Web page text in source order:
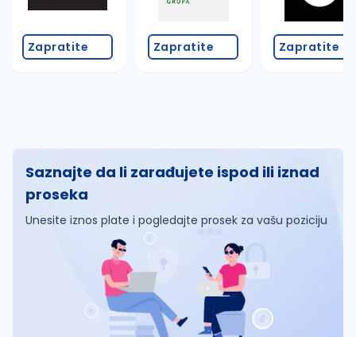
Zapratite Zapratite Zapratite
Saznajte da li zarađujete ispod ili iznad
proseka
Unesite iznos plate i pogledajte prosek za vašu poziciju